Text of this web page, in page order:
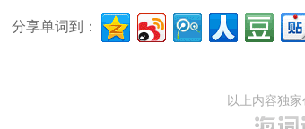
分享单词到：
以上内容独